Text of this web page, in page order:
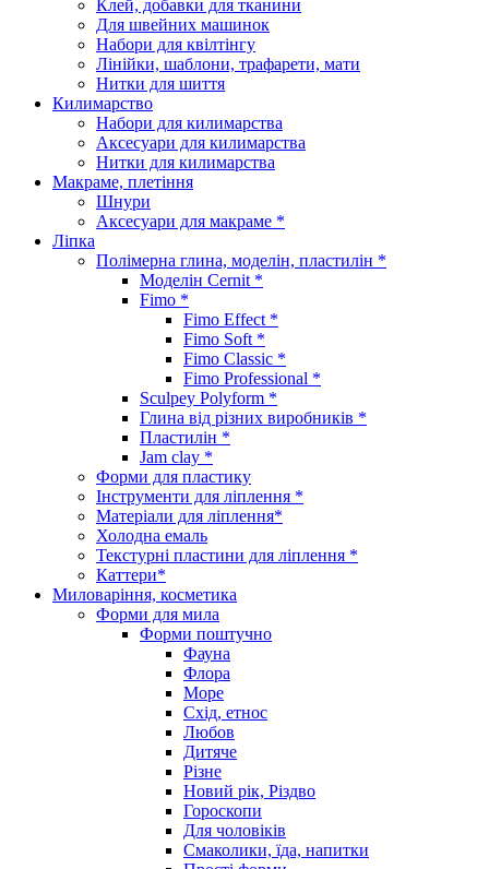
Клей, добавки для тканини
Для швейних машинок
Набори для квілтінгу
Лінійки, шаблони, трафарети, мати
Нитки для шиття
Килимарство
Набори для килимарства
Аксесуари для килимарства
Нитки для килимарства
Макраме, плетіння
Шнури
Аксесуари для макраме *
Ліпка
Полімерна глина, моделін, пластилін *
Моделін Cernit *
Fimo *
Fimo Effect *
Fimo Soft *
Fimo Classic *
Fimo Professional *
Sculpey Polyform *
Глина від різних виробників *
Пластилін *
Jam clay *
Форми для пластику
Інструменти для ліплення *
Матеріали для ліплення*
Холодна емаль
Текстурні пластини для ліплення *
Каттери*
Миловаріння, косметика
Форми для мила
Форми поштучно
Фауна
Флора
Море
Схід, етнос
Любов
Дитяче
Різне
Новий рік, Різдво
Гороскопи
Для чоловіків
Смаколики, їда, напитки